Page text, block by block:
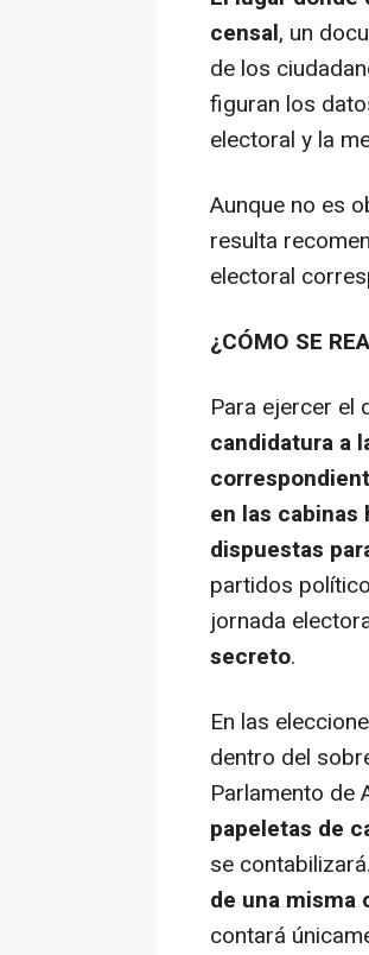
censal, un
de los
figuran los
electoral y la
Aunque no es
resulta
electoral
¿CÓMO SE
Para ejercer el
candidatura a
en las
dispuestas
partidos
jornada
secreto.
En las
dentro del
Parlamento de
papeletas de
se
de una misma
contará